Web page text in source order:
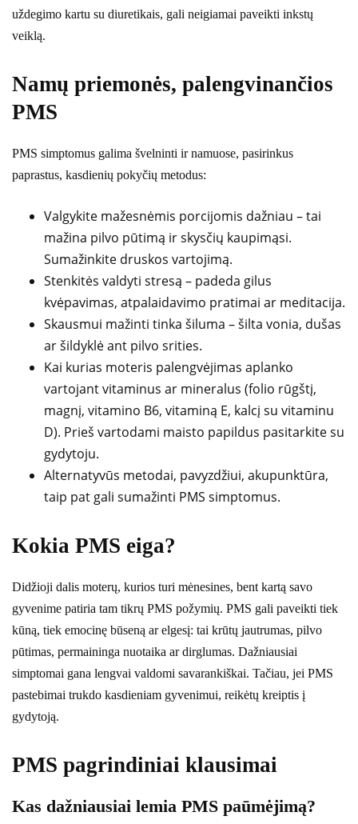
uždegimo kartu su diuretikais, gali neigiamai paveikti inkstų
veiklą.
Namų priemonės, palengvinančios
PMS
PMS simptomus galima švelninti ir namuose, pasirinkus
paprastus, kasdienių pokyčių metodus:
Valgykite mažesnėmis porcijomis dažniau – tai
mažina pilvo pūtimą ir skysčių kaupimąsi.
Sumažinkite druskos vartojimą.
Stenkitės valdyti stresą – padeda gilus
kvėpavimas, atpalaidavimo pratimai ar meditacija.
Skausmui mažinti tinka šiluma – šilta vonia, dušas
ar šildyklė ant pilvo srities.
Kai kurias moteris palengvėjimas aplanko
vartojant vitaminus ar mineralus (folio rūgštį,
magnį, vitamino B6, vitaminą E, kalcį su vitaminu
D). Prieš vartodami maisto papildus pasitarkite su
gydytoju.
Alternatyvūs metodai, pavyzdžiui, akupunktūra,
taip pat gali sumažinti PMS simptomus.
Kokia PMS eiga?
Didžioji dalis moterų, kurios turi mėnesines, bent kartą savo
gyvenime patiria tam tikrų PMS požymių. PMS gali paveikti tiek
kūną, tiek emocinę būseną ar elgesį: tai krūtų jautrumas, pilvo
pūtimas, permaininga nuotaika ar dirglumas. Dažniausiai
simptomai gana lengvai valdomi savarankiškai. Tačiau, jei PMS
pastebimai trukdo kasdieniam gyvenimui, reikėtų kreiptis į
gydytoją.
PMS pagrindiniai klausimai
Kas dažniausiai lemia PMS paūmėjimą?